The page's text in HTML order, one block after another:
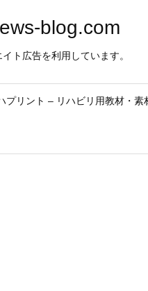
blog.com
ト広告を利用しています。
プリント – リハビリ用教材・素